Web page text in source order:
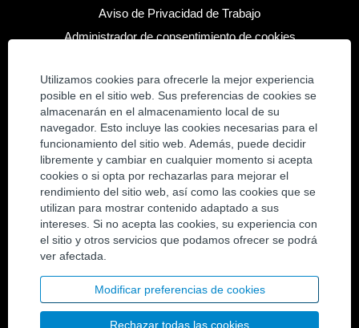
Utilizamos cookies para ofrecerle la mejor experiencia
posible en el sitio web. Sus preferencias de cookies se
almacenarán en el almacenamiento local de su
navegador. Esto incluye las cookies necesarias para el
funcionamiento del sitio web. Además, puede decidir
libremente y cambiar en cualquier momento si acepta
cookies o si opta por rechazarlas para mejorar el
rendimiento del sitio web, así como las cookies que se
utilizan para mostrar contenido adaptado a sus
intereses. Si no acepta las cookies, su experiencia con
el sitio y otros servicios que podamos ofrecer se podrá
ver afectada.
Modificar preferencias de cookies
Rechazar todas las cookies
Aviso de Privacidad de Trabajo
Administrador de consentimiento de cookies
TRABAJO
Ver todos los trabajos
Únase a nuestra comunidad de talentos
CONTACTO
Póngase en contacto
Ubicaciones
REDES SOCIALES
LinkedIn
YouTube